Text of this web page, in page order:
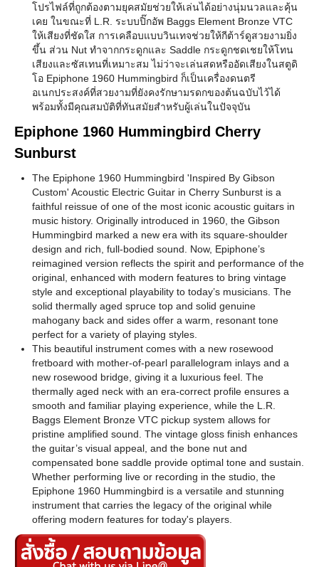
โปรไฟล์ที่ถูกต้องตามยุคสมัยช่วยให้เล่นได้อย่างนุ่มนวลและคุ้น
เคย ในขณะที่ L.R. ระบบปิ๊กอัพ Baggs Element Bronze VTC
ให้เสียงที่ชัดใส การเคลือบแบบวินเทจช่วยให้กีต้าร์ดูสวยงามยิ่ง
ขึ้น ส่วน Nut ทำจากกระดูกและ Saddle กระดูกชดเชยให้โทน
เสียงและซัสเทนที่เหมาะสม ไม่ว่าจะเล่นสดหรืออัดเสียงในสตูดิ
โอ Epiphone 1960 Hummingbird ก็เป็นเครื่องดนตรี
อเนกประสงค์ที่สวยงามที่ยังคงรักษามรดกของต้นฉบับไว้ได้
พร้อมทั้งมีคุณสมบัติที่ทันสมัยสำหรับผู้เล่นในปัจจุบัน
Epiphone 1960 Hummingbird Cherry
Sunburst
The Epiphone 1960 Hummingbird 'Inspired By Gibson
Custom' Acoustic Electric Guitar in Cherry Sunburst is a
faithful reissue of one of the most iconic acoustic guitars in
music history. Originally introduced in 1960, the Gibson
Hummingbird marked a new era with its square-shoulder
design and rich, full-bodied sound. Now, Epiphone’s
reimagined version reflects the spirit and performance of the
original, enhanced with modern features to bring vintage
style and exceptional playability to today’s musicians. The
solid thermally aged spruce top and solid genuine
mahogany back and sides offer a warm, resonant tone
perfect for a variety of playing styles.
This beautiful instrument comes with a new rosewood
fretboard with mother-of-pearl parallelogram inlays and a
new rosewood bridge, giving it a luxurious feel. The
thermally aged neck with an era-correct profile ensures a
smooth and familiar playing experience, while the L.R.
Baggs Element Bronze VTC pickup system allows for
pristine amplified sound. The vintage gloss finish enhances
the guitar’s visual appeal, and the bone nut and
compensated bone saddle provide optimal tone and sustain.
Whether performing live or recording in the studio, the
Epiphone 1960 Hummingbird is a versatile and stunning
instrument that carries the legacy of the original while
offering modern features for today's players.